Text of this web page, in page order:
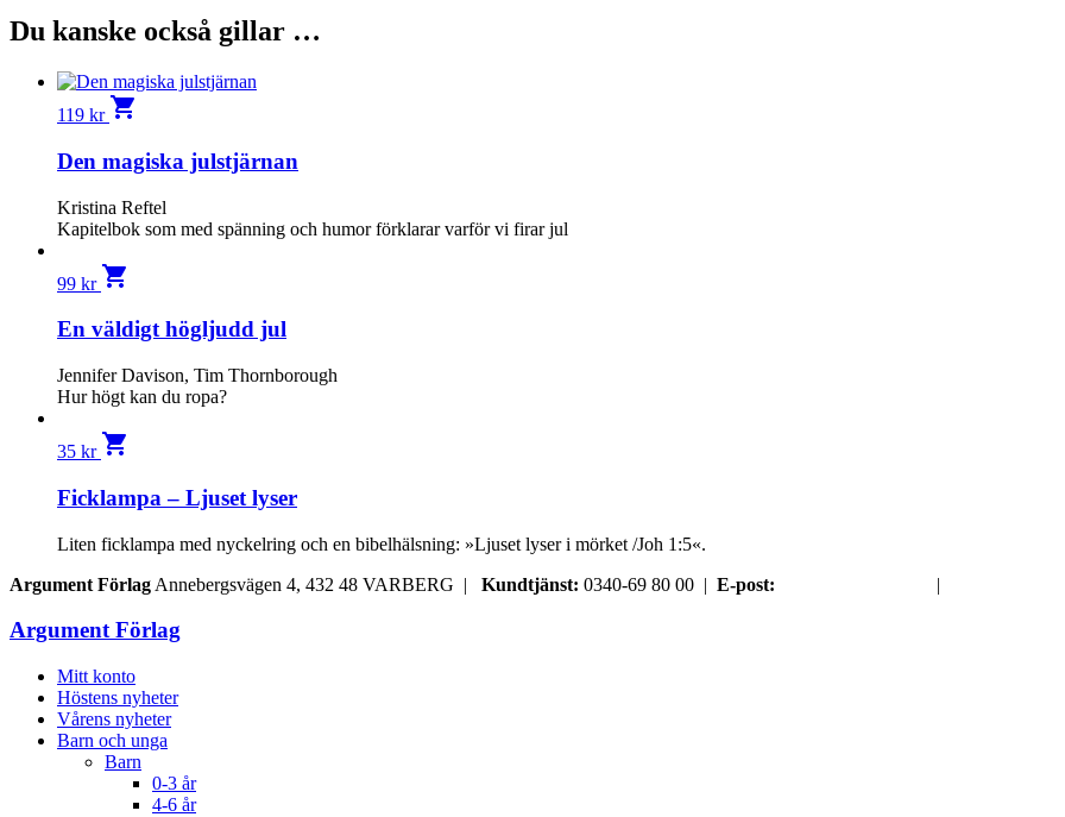
Du kanske också gillar …
119 kr shopping_cart
Den magiska julstjärnan
Kristina Reftel
Kapitelbok som med spänning och humor förklarar varför vi firar jul
99 kr shopping_cart
En väldigt högljudd jul
Jennifer Davison, Tim Thornborough
Hur högt kan du ropa?
35 kr shopping_cart
Ficklampa – Ljuset lyser
Liten ficklampa med nyckelring och en bibelhälsning: »Ljuset lyser i mörket /Joh 1:5«.
Argument Förlag Annebergsvägen 4, 432 48 VARBERG | Kundtjänst: 0340-69 80 00 | E-post: |
Argument Förlag
Mitt konto
Höstens nyheter
Vårens nyheter
Barn och unga
Barn
0-3 år
4-6 år